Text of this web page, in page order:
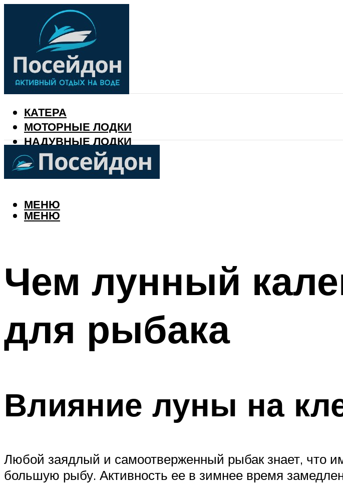
КАТЕРА
МОТОРНЫЕ ЛОДКИ
НАДУВНЫЕ ЛОДКИ
РЫБАЛКА
КАЛЕНДАРЬ РЫБАКА
МЕНЮ
МЕНЮ
Чем лунный
для рыбака
Влияние луны на
Любой заядлый и самоотверженный рыбак знает, что
большую рыбу. Активность ее в зимнее время